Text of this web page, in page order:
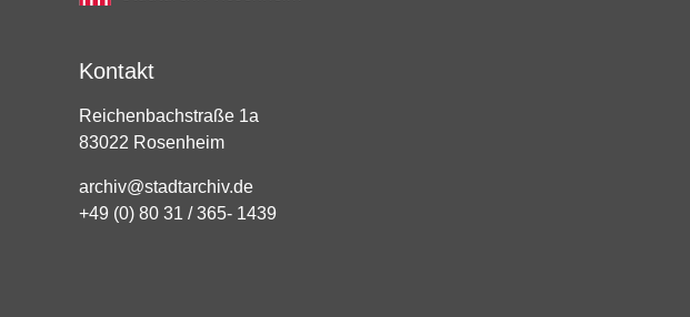
Kontakt
Reichenbachstraße 1a
83022 Rosenheim
archiv@stadtarchiv.de
+49 (0) 80 31 / 365- 1439